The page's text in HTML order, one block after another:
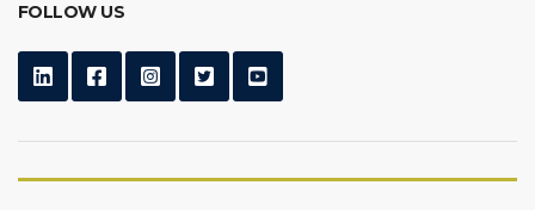
FOLLOW US